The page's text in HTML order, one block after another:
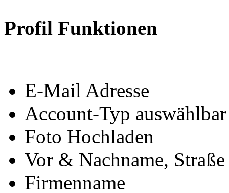
Profil Funktionen
E-Mail Adresse
Account-Typ auswählbar
Foto Hochladen
Vor & Nachname,
Firmenname